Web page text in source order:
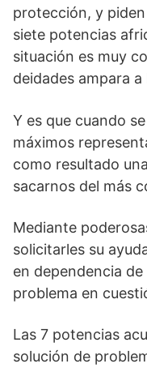
protección, y
siete potencias
situación es muy
deidades ampara
Y es que cuando
máximos
como resultado
sacarnos del más
Mediante
solicitarles su
en dependencia
problema en
Las 7 potencias
solución de